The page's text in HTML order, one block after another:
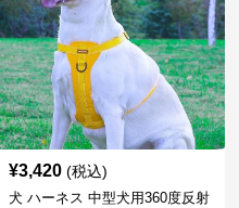
¥3,420 (税込)
犬 ハーネス 中型犬用360度反射